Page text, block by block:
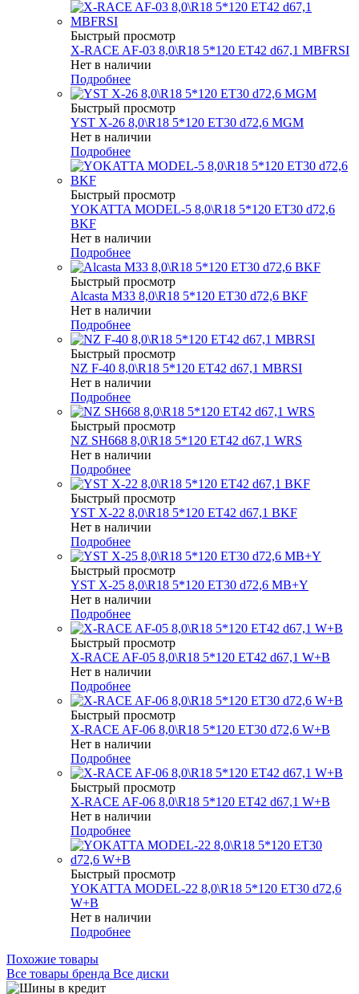
Быстрый просмотр
X-RACE AF-03 8,0\R18 5*120 ET42 d67,1 MBFRSI
Нет в наличии
Подробнее
Быстрый просмотр
YST X-26 8,0\R18 5*120 ET30 d72,6 MGM
Нет в наличии
Подробнее
Быстрый просмотр
YOKATTA MODEL-5 8,0\R18 5*120 ET30 d72,6
BKF
Нет в наличии
Подробнее
Быстрый просмотр
Alcasta M33 8,0\R18 5*120 ET30 d72,6 BKF
Нет в наличии
Подробнее
Быстрый просмотр
NZ F-40 8,0\R18 5*120 ET42 d67,1 MBRSI
Нет в наличии
Подробнее
Быстрый просмотр
NZ SH668 8,0\R18 5*120 ET42 d67,1 WRS
Нет в наличии
Подробнее
Быстрый просмотр
YST X-22 8,0\R18 5*120 ET42 d67,1 BKF
Нет в наличии
Подробнее
Быстрый просмотр
YST X-25 8,0\R18 5*120 ET30 d72,6 MB+Y
Нет в наличии
Подробнее
Быстрый просмотр
X-RACE AF-05 8,0\R18 5*120 ET42 d67,1 W+B
Нет в наличии
Подробнее
Быстрый просмотр
X-RACE AF-06 8,0\R18 5*120 ET30 d72,6 W+B
Нет в наличии
Подробнее
Быстрый просмотр
X-RACE AF-06 8,0\R18 5*120 ET42 d67,1 W+B
Нет в наличии
Подробнее
Быстрый просмотр
YOKATTA MODEL-22 8,0\R18 5*120 ET30 d72,6
W+B
Нет в наличии
Подробнее
Похожие товары
Все товары бренда Все диски